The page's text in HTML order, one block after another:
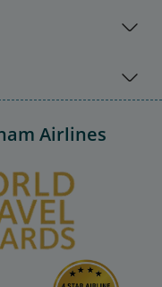
Airlines